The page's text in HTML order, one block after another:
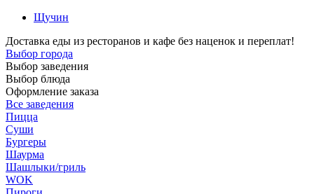
Щучин
Доставка еды из ресторанов и кафе без наценок и переплат!
Выбор города
Выбор заведения
Выбор блюда
Оформление заказа
Все заведения
Пицца
Суши
Бургеры
Шаурма
Шашлыки/гриль
WOK